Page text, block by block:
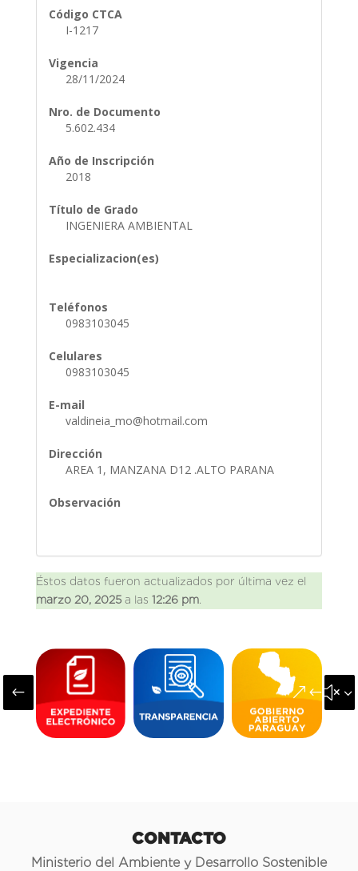
Código CTCA
I-1217
Vigencia
28/11/2024
Nro. de Documento
5.602.434
Año de Inscripción
2018
Título de Grado
INGENIERA AMBIENTAL
Especializacion(es)
Teléfonos
0983103045
Celulares
0983103045
E-mail
valdineia_mo@hotmail.com
Dirección
AREA 1, MANZANA D12 .ALTO PARANA
Observación
Éstos datos fueron actualizados por última vez el
marzo 20, 2025a las 12:26 pm.
#
CONTACTO
Ministerio del Ambiente y Desarrollo Sostenible